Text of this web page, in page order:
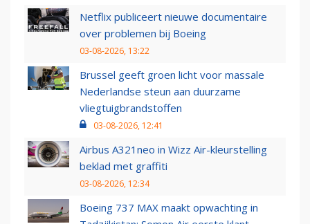
Netflix publiceert nieuwe documentaire
over problemen bij Boeing
03-08-2026, 13:22
Brussel geeft groen licht voor massale
Nederlandse steun aan duurzame
vliegtuigbrandstoffen
03-08-2026, 12:41
Airbus A321neo in Wizz Air-kleurstelling
beklad met graffiti
03-08-2026, 12:34
Boeing 737 MAX maakt opwachting in